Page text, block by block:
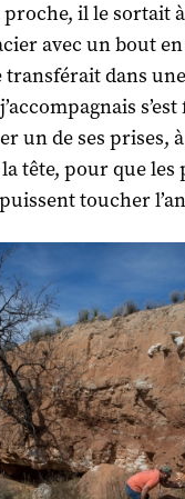
il le sortait à
avec un bout
dans
un de ses prises,
tête, pour que les
toucher